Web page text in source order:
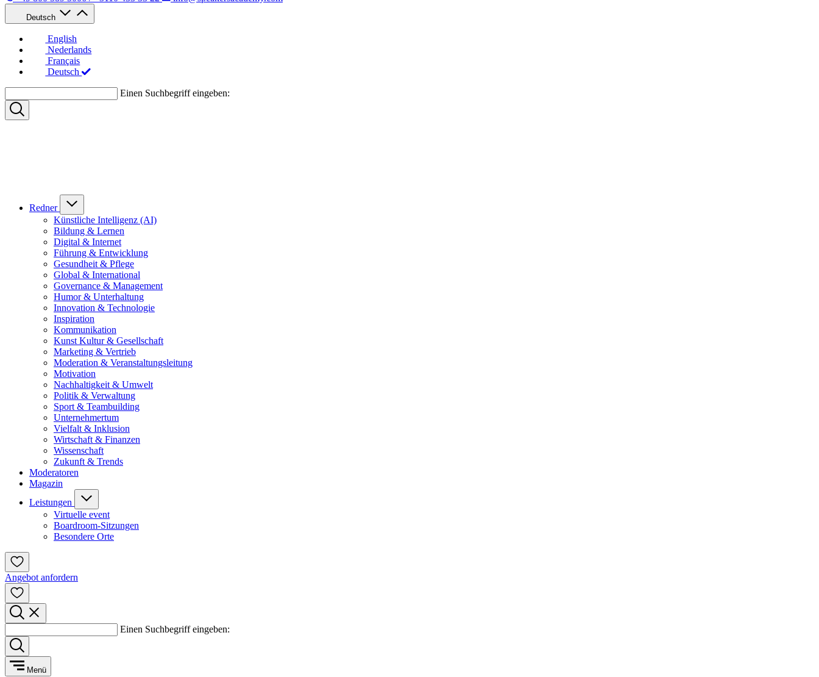
Deutsch
English
Nederlands
Français
Deutsch
Einen Suchbegriff eingeben:
Redner
Künstliche Intelligenz (AI)
Bildung & Lernen
Digital & Internet
Führung & Entwicklung
Gesundheit & Pflege
Global & International
Governance & Management
Humor & Unterhaltung
Innovation & Technologie
Inspiration
Kommunikation
Kunst Kultur & Gesellschaft
Marketing & Vertrieb
Moderation & Veranstaltungsleitung
Motivation
Nachhaltigkeit & Umwelt
Politik & Verwaltung
Sport & Teambuilding
Unternehmertum
Vielfalt & Inklusion
Wirtschaft & Finanzen
Wissenschaft
Zukunft & Trends
Moderatoren
Magazin
Leistungen
Virtuelle event
Boardroom-Sitzungen
Besondere Orte
Angebot anfordern
Einen Suchbegriff eingeben:
Menü